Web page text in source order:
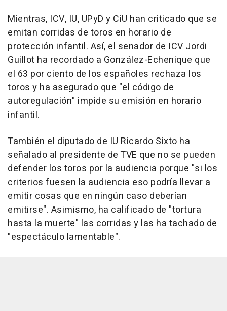
Mientras, ICV, IU, UPyD y CiU han criticado que se
emitan corridas de toros en horario de
protección infantil. Así, el senador de ICV Jordi
Guillot ha recordado a González-Echenique que
el 63 por ciento de los españoles rechaza los
toros y ha asegurado que "el código de
autoregulación" impide su emisión en horario
infantil.
También el diputado de IU Ricardo Sixto ha
señalado al presidente de TVE que no se pueden
defender los toros por la audiencia porque "si los
criterios fuesen la audiencia eso podría llevar a
emitir cosas que en ningún caso deberían
emitirse". Asimismo, ha calificado de "tortura
hasta la muerte" las corridas y las ha tachado de
"espectáculo lamentable".